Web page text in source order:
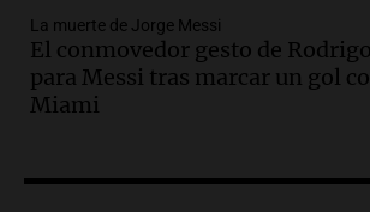
Audio.La Bulaya se prepara
de su gran muestra anual
participación de miles de
Audio.El Senado de Santa
La muerte de Jorge Messi
El conmovedor gesto de
para Messi tras marcar un gol
Miami